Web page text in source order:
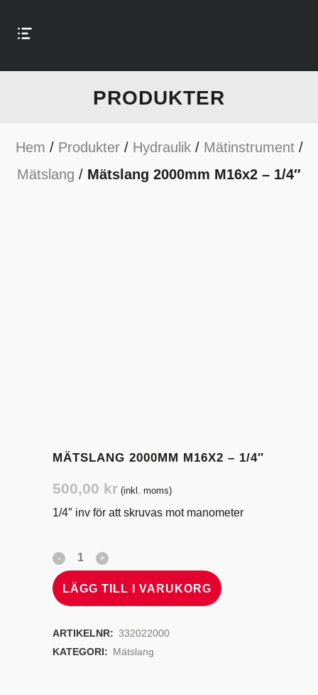
PRODUKTER
Hem / Produkter/ Hydraulik/ Mätinstrument/
Mätslang / Mätslang 2000mm M16x2 – 1/4″
MÄTSLANG 2000MM M16X2 – 1/4″
500,00 kr (inkl. moms)
1/4″ inv för att skruvas mot manometer
LÄGG TILL I VARUKORG
ARTIKELNR: 332022000
KATEGORI: Mätslang